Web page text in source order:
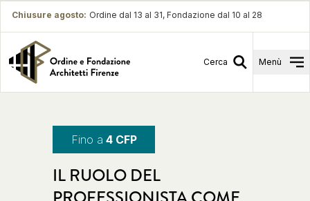
Chiusure agosto: Ordine dal 13 al 31, Fondazione dal 10 al 28
Cerca Menù
Fino a 4 CFP
IL RUOLO DEL